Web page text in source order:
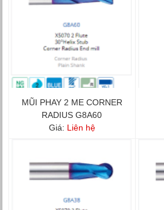
MŨI PHAY 2 ME CORNER
RADIUS G8A60
Giá: Liên hệ